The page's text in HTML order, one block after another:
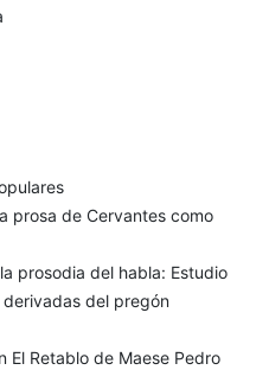
prosa de Cervantes como
prosodia del habla: Estudio
del pregón
El Retablo de Maese Pedro